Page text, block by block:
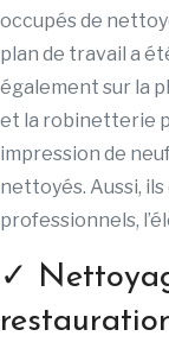
occupés de
plan de travail a
également sur la
et la robinetterie
impression de
nettoyés. Aussi,
professionnels,
✓